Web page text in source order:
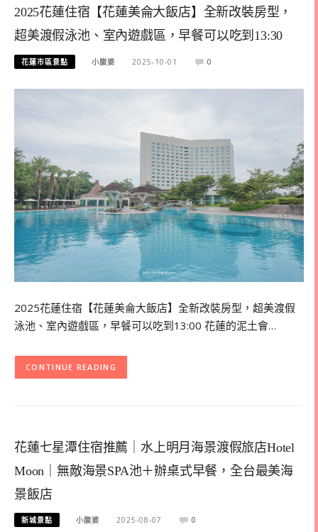
2025花蓮住宿【花蓮美侖大飯店】全新改裝房型，
超美渡假泳池、室內遊戲區，早餐可以吃到13:30
花蓮市區景點 小腹婆 2025-10-01 0
2025花蓮住宿【花蓮美侖大飯店】全新改裝房型，超美渡假
泳池、室內遊戲區，早餐可以吃到13:00 花蓮的泥土會…
CONTINUE READING
花蓮七星潭住宿推薦｜水上明月海景渡假旅店Hotel
Moon｜無敵海景SPA池＋辦桌式早餐，全台最美海
景飯店
新城景點 小腹婆 2025-08-07 0